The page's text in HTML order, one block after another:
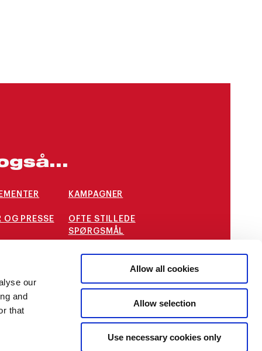
our
and
that
Allow all cookies
Allow selection
Use necessary cookies only
KAMPAGNER
OG PRESSE
OFTE STILLEDE
SPØRGSMÅL
INTERNATIONALE